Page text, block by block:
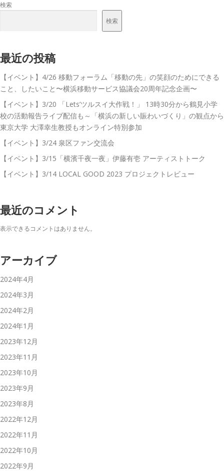
シ
検索
検索
最近の投稿
【イベント】4/26 移動フォーラム「移動の先」の笑顔のためにできる
こと、したいこと〜横浜移動サービス協議会20周年記念企画〜
【イベント】3/20 「Lets’ツルスイ大作戦！」 13時30分から鶴見小学
校の活動報告ライブ配信も～「横浜の新しい賑わいづくり」の観点から
東京大学 大澤幸生教授もオンライン特別参加
【イベント】3/24 泉区ファン交流会
【イベント】3/15「横濱千夜一夜」伊藤有壱 アーティストトーク
【イベント】3/14 LOCAL GOOD 2023 プロジェクトレビュー
最近のコメント
表示できるコメントはありません。
アーカイブ
2024年4月
2024年3月
2024年2月
2024年1月
2023年12月
2023年11月
2023年10月
2023年9月
2023年8月
2022年12月
2022年11月
2022年10月
2022年9月